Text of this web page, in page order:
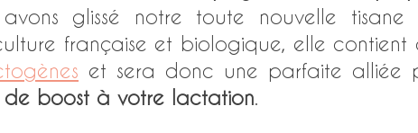
avons glissé notre toute nouvelle tisane
française et biologique, elle contient
boost à votre lactation